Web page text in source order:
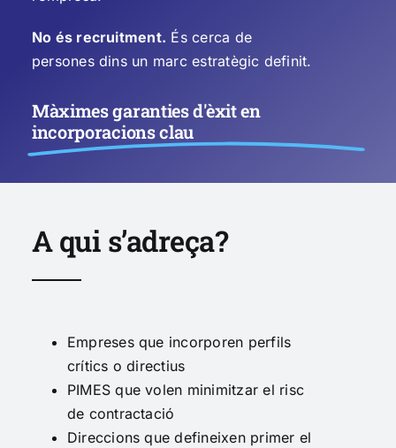
No és recruitment. És cerca de
persones dins un marc estratègic definit.
Màximes garanties d'èxit en
incorporacions clau
A qui s’adreça?
Empreses que incorporen perfils
crítics o directius
PIMES que volen minimitzar el risc
de contractació
Direccions que defineixen primer el